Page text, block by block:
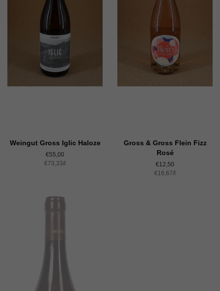
Weingut Gross Iglic Haloze
Normaler
Preis
€55,00
Einzelpreis
€73,33/
Gross & Gross Flein Fizz
Rosé
Normaler
Preis
€12,50
Einzelpreis
€16,67/